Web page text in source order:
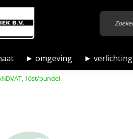
► omgeving ► verlichting
10st/bundel